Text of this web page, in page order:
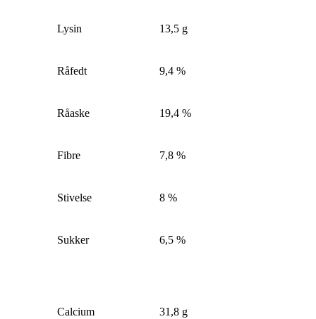
Lysin 13,5 g
Råfedt 9,4 %
Råaske 19,4 %
Fibre 7,8 %
Stivelse 8 %
Sukker 6,5 %
Calcium 31,8 g